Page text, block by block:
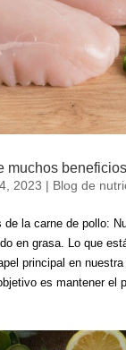
muchos beneficios
2023 | Blog de
la carne de pollo:
en grasa. Lo que
principal en nuestra
es mantener el